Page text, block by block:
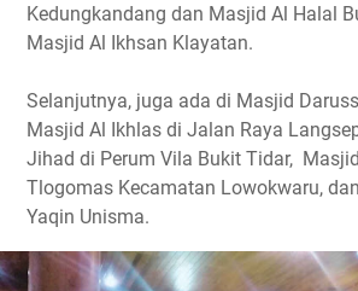
Kedungkandang dan Masjid Al Halal
Masjid Al Ikhsan Klayatan.
Selanjutnya, juga ada di Masjid
Masjid Al Ikhlas di Jalan Raya
Jihad di Perum Vila Bukit Tidar,
Tlogomas Kecamatan Lowokwaru,
Yaqin Unisma.